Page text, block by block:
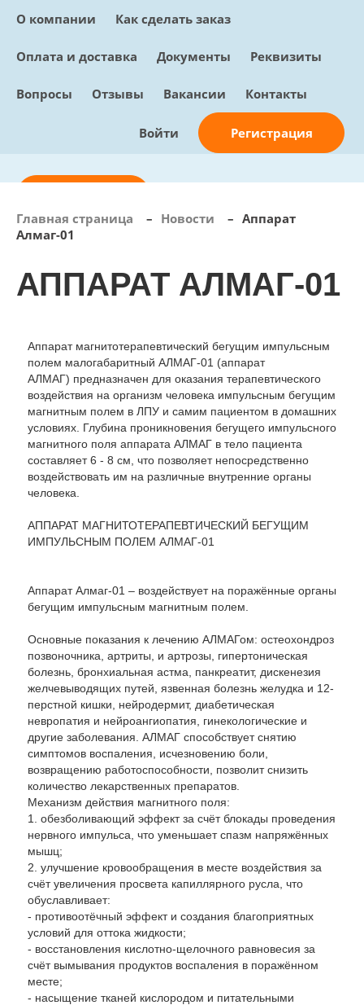
О компании Как сделать заказ
Оплата и доставка Документы Реквизиты
Вопросы Отзывы Вакансии Контакты
Войти Регистрация
Пн – Пт: с 10:00 - 18:00
+7 (495) 730-90-25
0 позиций, 0 руб.
КАТАЛОГ
Главная страница – Новости – Аппарат
Алмаг-01
АППАРАТ АЛМАГ-01
Аппарат магнитотерапевтический бегущим импульсным
полем малогабаритный АЛМАГ-01 (аппарат
АЛМАГ) предназначен для оказания терапевтического
воздействия на организм человека импульсным бегущим
магнитным полем в ЛПУ и самим пациентом в домашних
условиях. Глубина проникновения бегущего импульсного
магнитного поля аппарата АЛМАГ в тело пациента
составляет 6 - 8 см, что позволяет непосредственно
воздействовать им на различные внутренние органы
человека.
АППАРАТ МАГНИТОТЕРАПЕВТИЧЕСКИЙ БЕГУЩИМ
ИМПУЛЬСНЫМ ПОЛЕМ АЛМАГ-01
Аппарат Алмаг-01 – воздействует на поражённые органы
бегущим импульсным магнитным полем.
Основные показания к лечению АЛМАГом: остеохондроз
позвоночника, артриты, и артрозы, гипертоническая
болезнь, бронхиальная астма, панкреатит, дискенезия
желчевыводящих путей, язвенная болезнь желудка и 12-
перстной кишки, нейродермит, диабетическая
невропатия и нейроангиопатия, гинекологические и
другие заболевания. АЛМАГ способствует снятию
симптомов воспаления, исчезновению боли,
возвращению работоспособности, позволит снизить
количество лекарственных препаратов.
Механизм действия магнитного поля:
1. обезболивающий эффект за счёт блокады проведения
нервного импульса, что уменьшает спазм напряжённых
мышц;
2. улучшение кровообращения в месте воздействия за
счёт увеличения просвета капиллярного русла, что
обуславливает:
- противоотёчный эффект и создания благоприятных
условий для оттока жидкости;
- восстановления кислотно-щелочного равновесия за
счёт вымывания продуктов воспаления в поражённом
месте;
- насыщение тканей кислородом и питательными